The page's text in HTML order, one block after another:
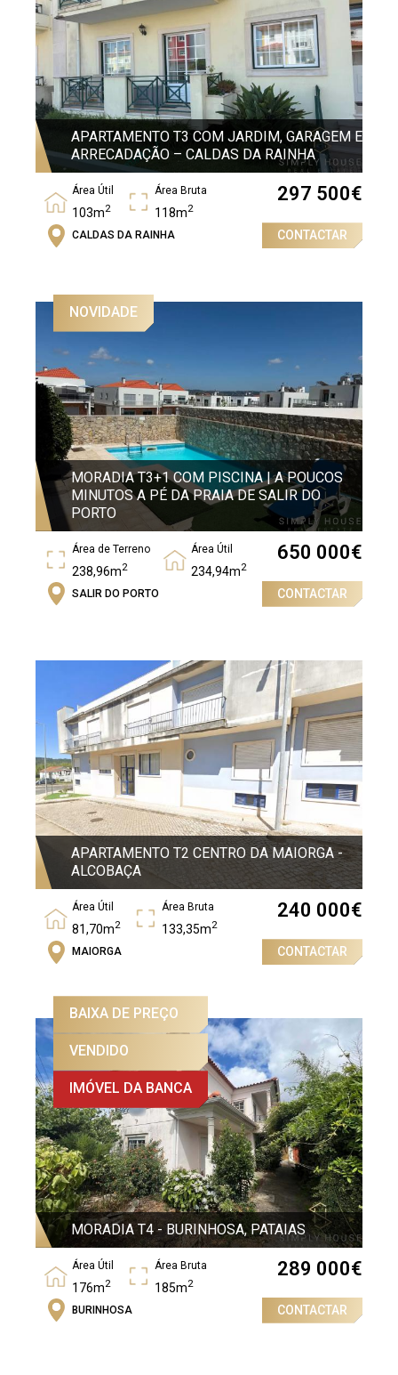
APARTAMENTO T3 COM JARDIM, GARAGEM E
ARRECADAÇÃO – CALDAS DA RAINHA
Área Útil
103m2
Área Bruta
118m2
Quartos
297 500€
CALDAS DA RAINHA CONTACTAR
NOVIDADE
MORADIA T3+1 COM PISCINA | A POUCOS
MINUTOS A PÉ DA PRAIA DE SALIR DO
PORTO
Área de Terreno
238,96m2
Área Útil
234,94m2
Área Bruta
650 000€
SALIR DO PORTO CONTACTAR
APARTAMENTO T2 CENTRO DA MAIORGA -
ALCOBAÇA
Área Útil
81,70m2
Área Bruta
133,35m2
Quartos
240 000€
MAIORGA CONTACTAR
BAIXA DE PREÇO
VENDIDO
IMÓVEL DA BANCA
MORADIA T4 - BURINHOSA, PATAIAS
Área Útil
176m2
Área Bruta
185m2
Quartos
289 000€
BURINHOSA CONTACTAR